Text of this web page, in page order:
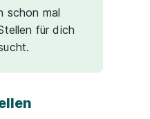
schon mal
für dich